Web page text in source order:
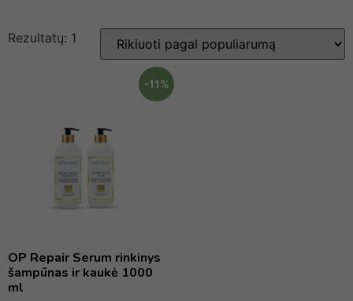
Rezultatų: 1
-11%
OP Repair Serum rinkinys
šampūnas ir kaukė 1000
ml